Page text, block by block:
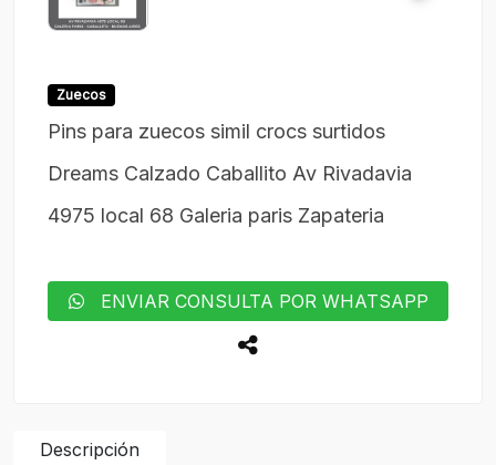
Zuecos
Pins para zuecos simil crocs surtidos
Dreams Calzado Caballito Av Rivadavia
4975 local 68 Galeria paris Zapateria
ENVIAR CONSULTA POR WHATSAPP
Descripción